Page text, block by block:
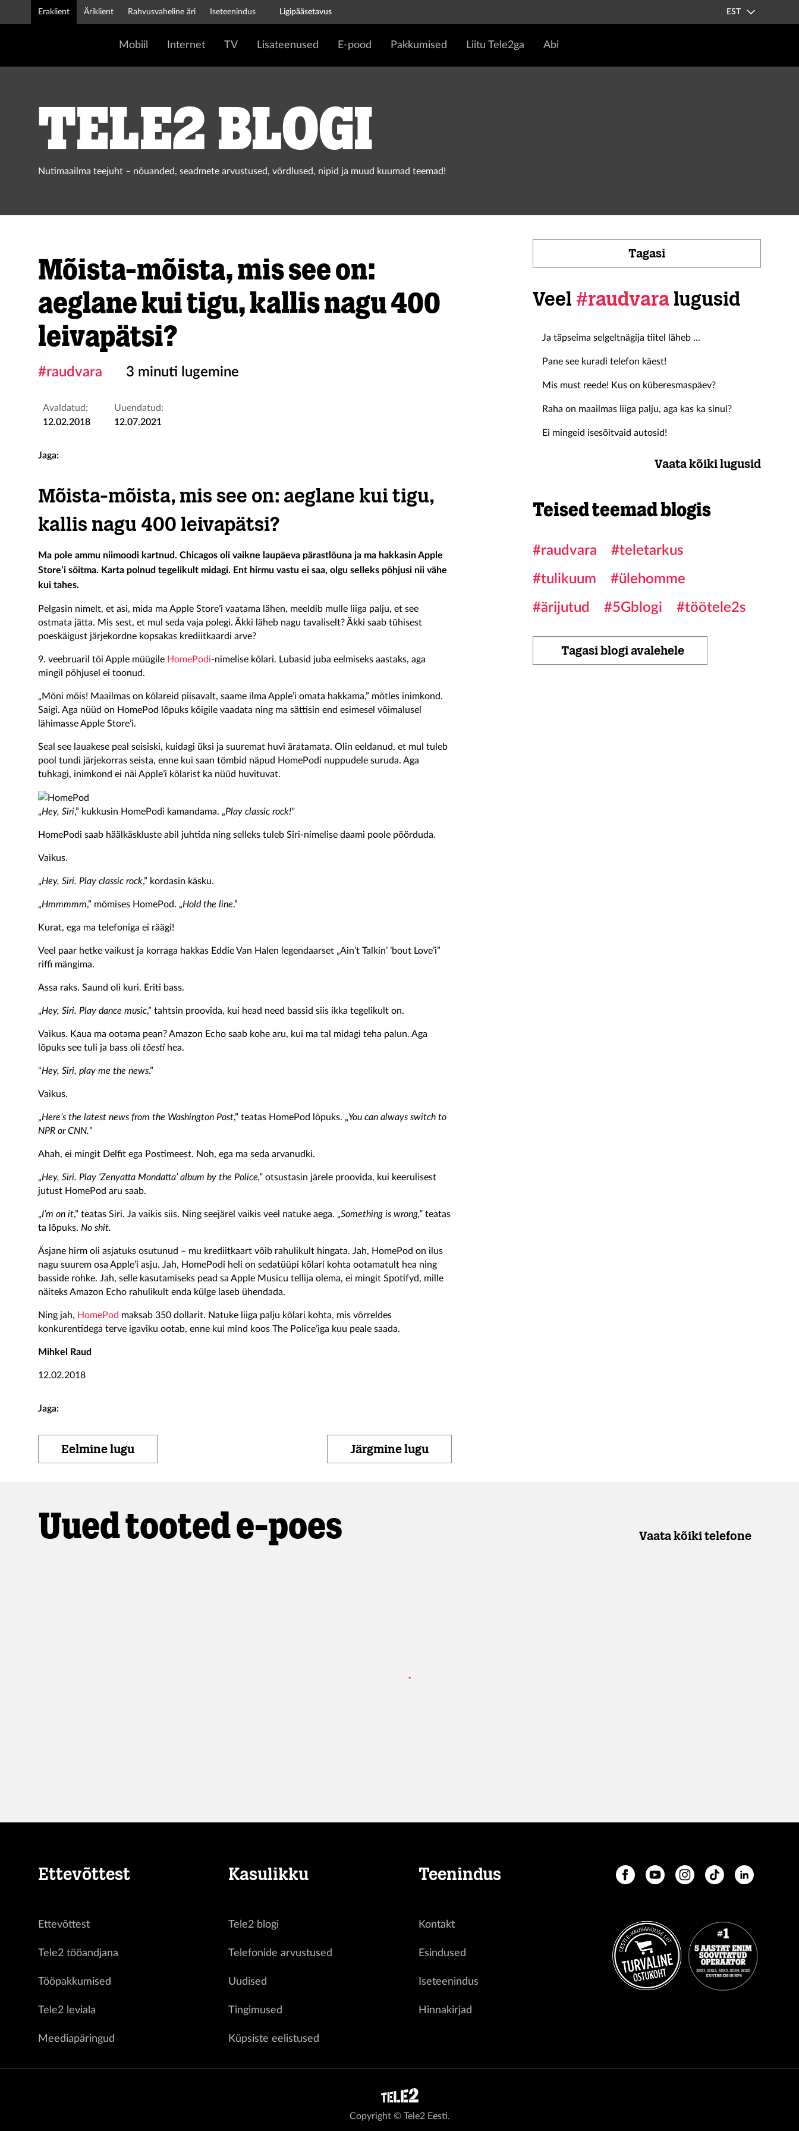
Eraklient Äriklient Rahvusvaheline äri Iseteenindus Ligipääsetavus EST
Mobiil Internet TV Lisateenused E-pood Pakkumised Liitu Tele2ga Abi
Tele2 blogi
Nutimaailma teejuht – nõuanded, seadmete arvustused, võrdlused, nipid ja muud kuumad teemad!
Mõista-mõista, mis see on:
aeglane kui tigu, kallis nagu 400
leivapätsi?
#raudvara 3 minuti lugemine
Avaldatud:
12.02.2018
Uuendatud:
12.07.2021
Jaga:
Mõista-mõista, mis see on: aeglane kui tigu,
kallis nagu 400 leivapätsi?
Ma pole ammu niimoodi kartnud. Chicagos oli vaikne laupäeva pärastlõuna ja ma hakkasin Apple
Store’i sõitma. Karta polnud tegelikult midagi. Ent hirmu vastu ei saa, olgu selleks põhjusi nii vähe
kui tahes.
Pelgasin nimelt, et asi, mida ma Apple Store’i vaatama lähen, meeldib mulle liiga palju, et see
ostmata jätta. Mis sest, et mul seda vaja polegi. Äkki läheb nagu tavaliselt? Äkki saab tühisest
poeskäigust järjekordne kopsakas krediitkaardi arve?
9. veebruaril tõi Apple müügile HomePodi-nimelise kõlari. Lubasid juba eelmiseks aastaks, aga
mingil põhjusel ei toonud.
„Mõni mõis! Maailmas on kõlareid piisavalt, saame ilma Apple’i omata hakkama,” mõtles inimkond.
Saigi. Aga nüüd on HomePod lõpuks kõigile vaadata ning ma sättisin end esimesel võimalusel
lähimasse Apple Store’i.
Seal see lauakese peal seisiski, kuidagi üksi ja suuremat huvi äratamata. Olin eeldanud, et mul tuleb
pool tundi järjekorras seista, enne kui saan tömbid näpud HomePodi nuppudele suruda. Aga
tuhkagi, inimkond ei näi Apple’i kõlarist ka nüüd huvituvat.
„Hey, Siri,” kukkusin HomePodi kamandama. „Play classic rock!"
HomePodi saab häälkäskluste abil juhtida ning selleks tuleb Siri-nimelise daami poole pöörduda.
Vaikus.
„Hey, Siri. Play classic rock,” kordasin käsku.
„Hmmmmm,” mõmises HomePod. „Hold the line.”
Kurat, ega ma telefoniga ei räägi!
Veel paar hetke vaikust ja korraga hakkas Eddie Van Halen legendaarset „Ain’t Talkin’ ’bout Love’i”
riffi mängima.
Assa raks. Saund oli kuri. Eriti bass.
„Hey, Siri. Play dance music,” tahtsin proovida, kui head need bassid siis ikka tegelikult on.
Vaikus. Kaua ma ootama pean? Amazon Echo saab kohe aru, kui ma tal midagi teha palun. Aga
lõpuks see tuli ja bass oli tõesti hea.
“Hey, Siri, play me the news.”
Vaikus.
„Here’s the latest news from the Washington Post,” teatas HomePod lõpuks. „You can always switch to
NPR or CNN.”
Ahah, ei mingit Delfit ega Postimeest. Noh, ega ma seda arvanudki.
„Hey, Siri. Play ‘Zenyatta Mondatta’ album by the Police,” otsustasin järele proovida, kui keerulisest
jutust HomePod aru saab.
„I’m on it,” teatas Siri. Ja vaikis siis. Ning seejärel vaikis veel natuke aega. „Something is wrong,” teatas
ta lõpuks. No shit.
Äsjane hirm oli asjatuks osutunud – mu krediitkaart võib rahulikult hingata. Jah, HomePod on ilus
nagu suurem osa Apple’i asju. Jah, HomePodi heli on sedatüüpi kõlari kohta ootamatult hea ning
basside rohke. Jah, selle kasutamiseks pead sa Apple Musicu tellija olema, ei mingit Spotifyd, mille
näiteks Amazon Echo rahulikult enda külge laseb ühendada.
Ning jah, HomePod maksab 350 dollarit. Natuke liiga palju kõlari kohta, mis võrreldes
konkurentidega terve igaviku ootab, enne kui mind koos The Police’iga kuu peale saada.
Mihkel Raud
12.02.2018
Jaga:
Eelmine lugu Järgmine lugu
Tagasi
Veel #raudvara lugusid
Ja täpseima selgeltnägija tiitel läheb ...
Pane see kuradi telefon käest!
Mis must reede! Kus on küberesmaspäev?
Raha on maailmas liiga palju, aga kas ka sinul?
Ei mingeid isesõitvaid autosid!
Vaata kõiki lugusid
Teised teemad blogis
#raudvara
#teletarkus
#tulikuum
#ülehomme
#ärijutud
#5Gblogi #töötele2s
Tagasi blogi avalehele
Uued tooted e-poes Vaata kõiki telefone
Ettevõttest
Ettevõttest
Tele2 tööandjana
Tööpakkumised
Tele2 leviala
Meediapäringud
Kasulikku
Tele2 blogi
Telefonide arvustused
Uudised
Tingimused
Küpsiste eelistused
Teenindus
Kontakt
Esindused
Iseteenindus
Hinnakirjad
Copyright © Tele2 Eesti.